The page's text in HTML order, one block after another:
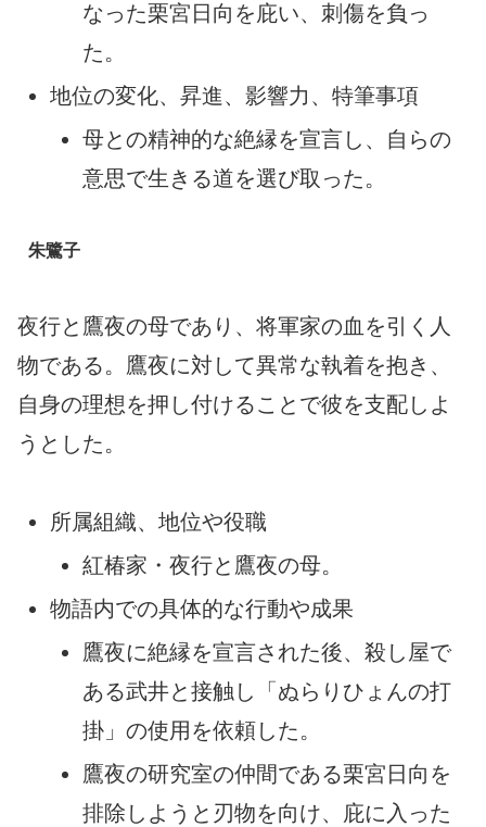
なった栗宮日向を庇い、刺傷を負っ
た。
地位の変化、昇進、影響力、特筆事項
母との精神的な絶縁を宣言し、自らの
意思で生きる道を選び取った。
朱鷺子
夜行と鷹夜の母であり、将軍家の血を引く人
物である。鷹夜に対して異常な執着を抱き、
自身の理想を押し付けることで彼を支配しよ
うとした。
所属組織、地位や役職
紅椿家・夜行と鷹夜の母。
物語内での具体的な行動や成果
鷹夜に絶縁を宣言された後、殺し屋で
ある武井と接触し「ぬらりひょんの打
掛」の使用を依頼した。
鷹夜の研究室の仲間である栗宮日向を
排除しようと刃物を向け、庇に入った